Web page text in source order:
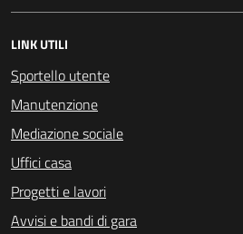
LINK UTILI
Sportello utente
Manutenzione
Mediazione sociale
Uffici casa
Progetti e lavori
Avvisi e bandi di gara